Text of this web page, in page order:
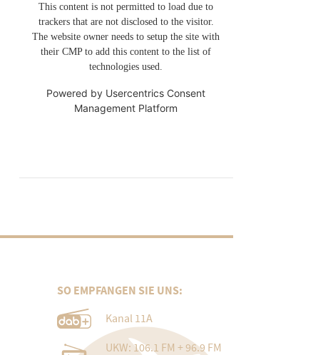
This content is not permitted to load due to
trackers that are not disclosed to the visitor.
The website owner needs to setup the site with
their CMP to add this content to the list of
technologies used.
Powered by Usercentrics Consent
Management Platform
SO EMPFANGEN SIE UNS:
Kanal 11A
UKW: 106.1 FM + 96.9 FM